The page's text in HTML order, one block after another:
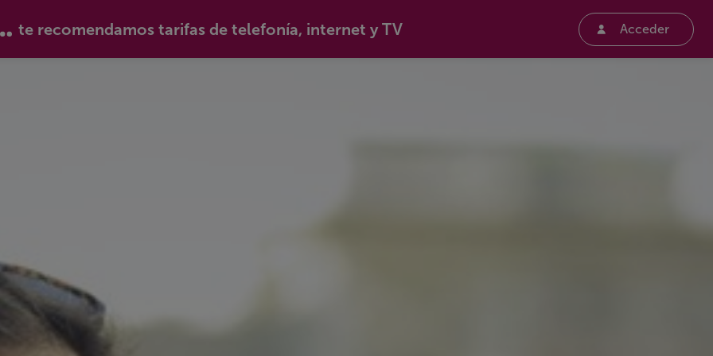
te recomendamos tarifas de telefonía, internet y TV Acceder